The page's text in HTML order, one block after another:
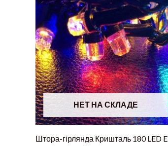
НЕТ НА СКЛАДЕ
Штора-гірлянда Кришталь 180 LED E